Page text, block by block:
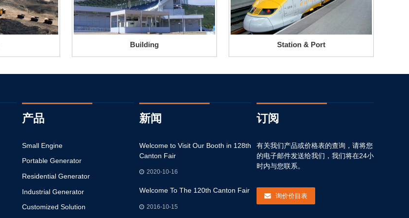
Building Station & Port
产品
Small Engine
Portable Generator
Residential Generator
Industrial Generator
Customized Solution
新闻
Welcome to Visit Our Booth in 128th
Welcome To The 120th Canton Fair
2016-10-15
Welcome to Visit Our Booth in 128th
Canton Fair
2020-10-16
Welcome To The 120th Canton Fair
2016-10-15
Welcome to Visit Our Booth in 128th
Canton Fair
Welcome To The 120th Canton Fair
订阅
有关我们产品或价格表的查询，请将您
的电子邮件发送给我们，我们将在24小
时内与您联系。
询价价目表